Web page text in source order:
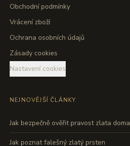
Obchodní podmínky
Vrácení zboží
Ochrana osobních údajů
Zásady cookies
Nastavení cookies
NEJNOVĚJŠÍ ČLÁNKY
Jak bezpečně ověřit pravost zlata doma
Jak poznat falešný zlatý prsten